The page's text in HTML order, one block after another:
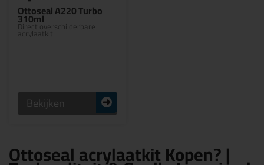
Ottoseal A220 Turbo
310ml
Direct overschilderbare
acrylaatkit
Bekijken
Ottoseal acrylaatkit Kopen? |